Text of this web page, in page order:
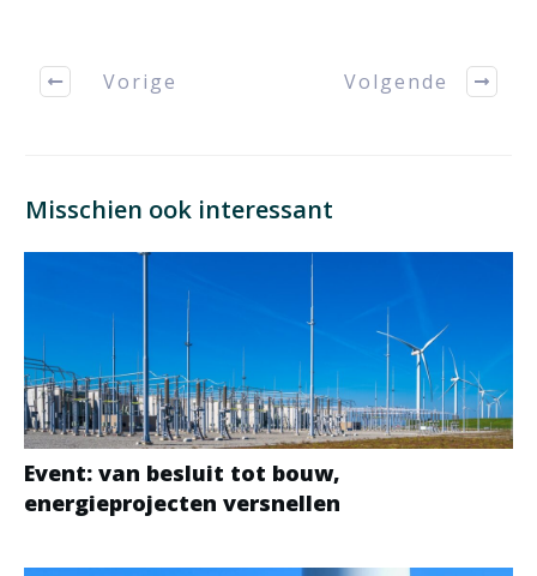
Vorige Volgende
Misschien ook interessant
Event: van besluit tot bouw,
energieprojecten versnellen